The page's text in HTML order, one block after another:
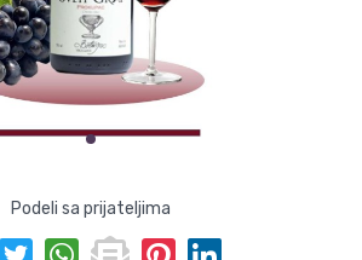
Podeli sa prijateljima